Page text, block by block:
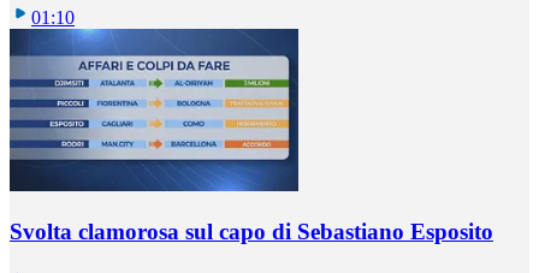
01:10
Svolta clamorosa sul capo di Sebastiano Esposito